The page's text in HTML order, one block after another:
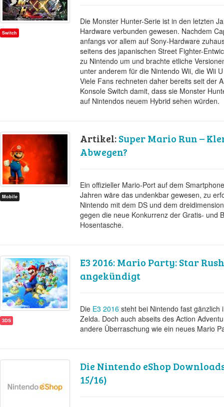
Switch
Die Monster Hunter-Serie ist in den letzten
Hardware verbunden gewesen. Nachdem
anfangs vor allem auf Sony-Hardware
seitens des japanischen Street Fighter-
zu Nintendo um und brachte etliche
unter anderem für die Nintendo Wii, die Wii
Viele Fans rechneten daher bereits seit der
Konsole Switch damit, dass sie Monster
auf Nintendos neuem Hybrid sehen würden.
Mobile
Artikel:Super Mario Run –
Abwegen?
Ein offizieller Mario-Port auf dem
Jahren wäre das undenkbar gewesen, zu
Nintendo mit dem DS und dem
gegen die neue Konkurrenz der Gratis- und
Hosentasche.
3DS
E3 2016: Mario Party: Star
angekündigt
Die E3 2016 steht bei Nintendo fast gänzlich
Zelda. Doch auch abseits des Action
andere Überraschung wie ein neues Mario
Die Nintendo eShop
15/16)